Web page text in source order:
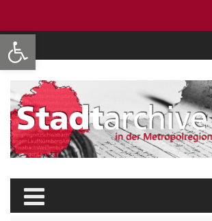
Werkzeugleiste öffnen